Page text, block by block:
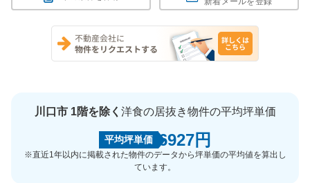
川口市 1階を除く 洋食の居抜き物件の平均坪単価
平均坪単価 6927円
※直近1年以内に掲載された物件のデータから坪単価の平均値を算出し
ています。